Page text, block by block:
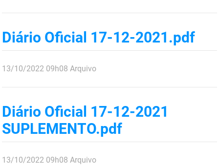
Diário Oficial 17-12-2021.pdf
publicado
13/10/2022 09h08 Arquivo
Diário Oficial 17-12-2021
SUPLEMENTO.pdf
publicado
13/10/2022 09h08 Arquivo